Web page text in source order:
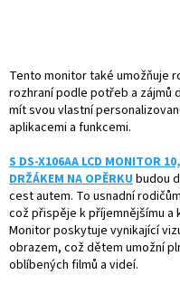
Tento monitor také umožňuje
rozhraní podle potřeb a zájmů
mít svou vlastní
aplikacemi a funkcemi.
S DS-X106AA LCD MONITOR
DRŽÁKEM NA OPĚRKU budou
cest autem. To usnadní
což přispěje k příjemnějšímu a
Monitor poskytuje vynikající
obrazem, což dětem umožní
oblíbených filmů a videí.